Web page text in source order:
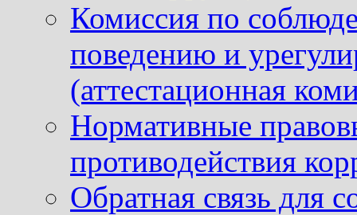
Комиссия по
поведению и
(аттестационная
Нормативные
противодействия
Обратная связь для